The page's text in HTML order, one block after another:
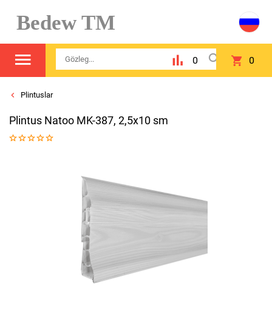
Bedew TM
0 0
Plintuslar
Plintus Natoo MK-387, 2,5х10 sm